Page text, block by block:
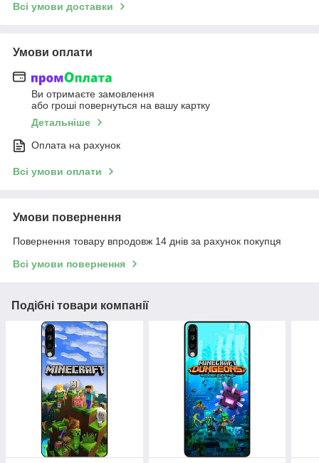
Всі умови доставки
Умови оплати
Ви отримаєте замовлення
або гроші повернуться на вашу картку
Детальніше
Оплата на рахунок
Всі умови оплати
Умови повернення
Повернення товару впродовж 14 днів за рахунок покупця
Всі умови повернення
Подібні товари компанії